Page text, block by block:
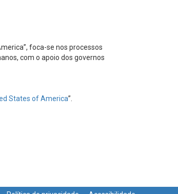
foca-se nos processos
com o apoio dos governos
States of America”.